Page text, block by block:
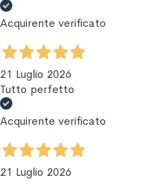
Acquirente verificato
21 Luglio 2026
Tutto perfetto
Acquirente verificato
21 Luglio 2026